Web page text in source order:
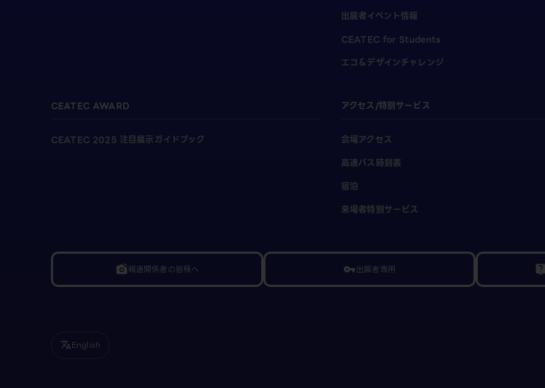
出展者イベント情報
CEATEC for Students
エコ＆デザインチャレンジ
CEATEC AWARD
CEATEC 2025 注目展示ガイドブック
アクセス/特別サービス
会場アクセス
高速バス時刻表
宿泊
来場者特別サービス
linked_camera報道関係者の皆様へ vpn_key出展者専用 live_help
translateEnglish